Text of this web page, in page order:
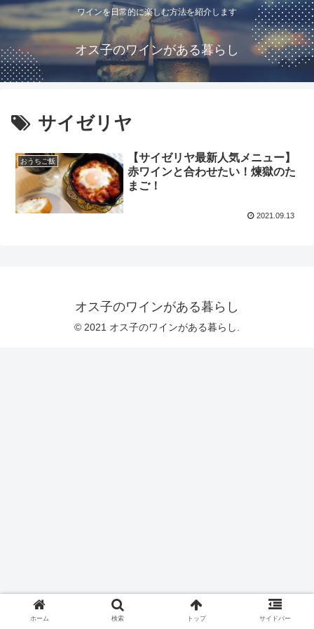
ワインを日常的に楽しむ方法を紹介します
オス子のワインがある暮らし
サイゼリヤ
おうちご飯
【サイゼリヤ最新人気メニュー】
赤ワインと合わせたい！煉獄のた
まご！
2021.09.13
オス子のワインがある暮らし
© 2021 オス子のワインがある暮らし.
ホーム 検索 トップ サイドバー